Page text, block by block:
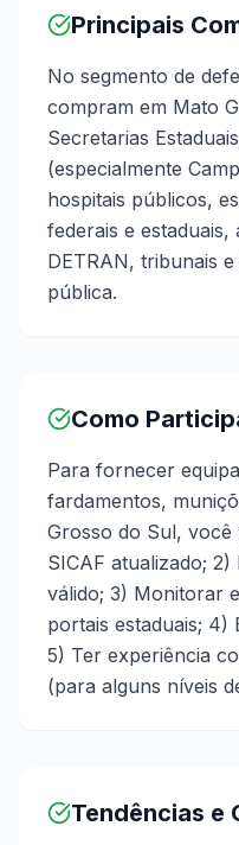
Principais
No segmento de
compram em Mato
Secretarias
(especialmente
hospitais públicos,
federais e
DETRAN, tribunais
pública.
Como
Para fornecer
fardamentos,
Grosso do Sul, você
SICAF atualizado;
válido; 3) Monitorar
portais estaduais; 4)
5) Ter experiência
(para alguns níveis
Tendências e